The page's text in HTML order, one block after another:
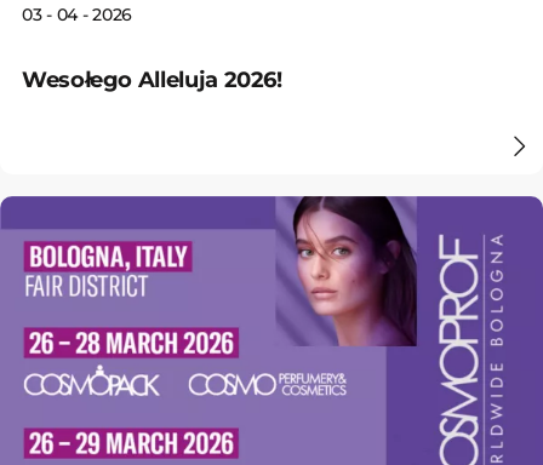
03 - 04 - 2026
Wesołego Alleluja 2026!